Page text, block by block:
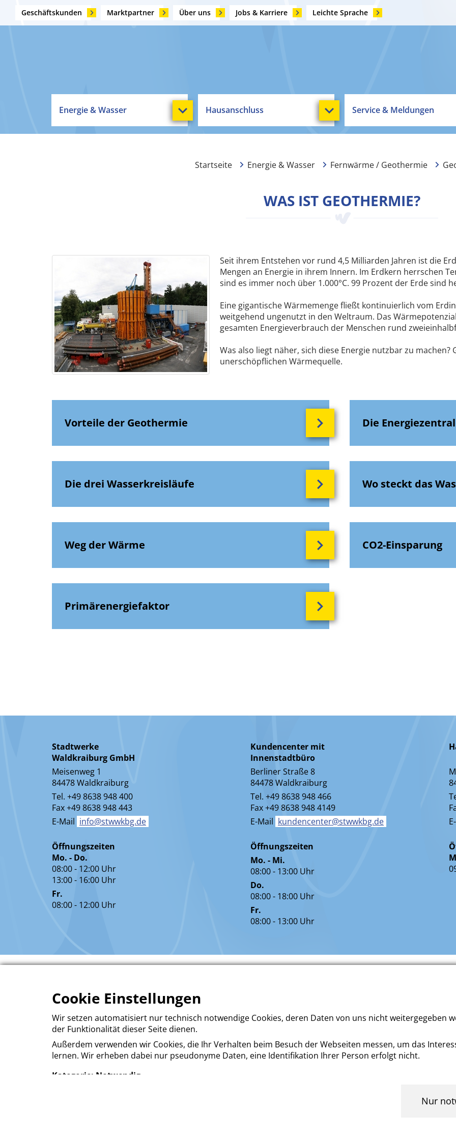
Geschäftskunden Marktpartner Über uns Jobs & Karriere Leichte Sprache
Energie & Wasser Hausanschluss Service & Meldungen
Startseite Energie & Wasser Fernwärme / Geothermie
WAS IST GEOTHERMIE?
Seit ihrem Entstehen vor rund 4,5 Milliarden Jahren ist die
Mengen an Energie in ihrem Innern. Im Erdkern herrschen
sind es immer noch über 1.000°C. 99 Prozent der Erde sind
Eine gigantische Wärmemenge fließt kontinuierlich vom
weitgehend ungenutzt in den Weltraum. Das
gesamten Energieverbrauch der Menschen rund
Was also liegt näher, sich diese Energie nutzbar zu
unerschöpflichen Wärmequelle.
Vorteile der Geothermie Die
Die drei Wasserkreisläufe Wo steckt das
Weg der Wärme CO2-Einsparung
Primärenergiefaktor
Stadtwerke
Waldkraiburg GmbH
Meisenweg 1
84478 Waldkraiburg
Tel. +49 8638 948 400
Fax +49 8638 948 443
E-Mail info@stwwkbg.de
Öffnungszeiten
Mo. - Do.
08:00 - 12:00 Uhr
13:00 - 16:00 Uhr
Fr.
08:00 - 12:00 Uhr
Kundencenter mit
Innenstadtbüro
Berliner Straße 8
84478 Waldkraiburg
Tel. +49 8638 948 466
Fax +49 8638 948 4149
E-Mail kundencenter@stwwkbg.de
Öffnungszeiten
Mo. - Mi.
08:00 - 13:00 Uhr
Do.
08:00 - 18:00 Uhr
Fr.
08:00 - 13:00 Uhr
Cookie Einstellungen
Wir setzen automatisiert nur technisch notwendige Cookies, deren Daten von uns nicht weitergegeben
der Funktionalität dieser Seite dienen.
Außerdem verwenden wir Cookies, die Ihr Verhalten beim Besuch der Webseiten messen, um das
lernen. Wir erheben dabei nur pseudonyme Daten, eine Identifikation Ihrer Person erfolgt nicht.
Kategorie: Notwendig
und Zugriff auf sichere Bereiche der Webseite ermöglichen. Die Webseite kann ohne diese Cookies nicht
Nur